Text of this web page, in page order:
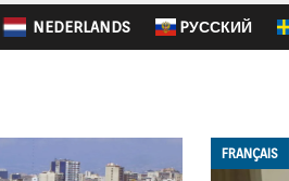
NEDERLANDS PУССКИЙ
FRANÇAIS